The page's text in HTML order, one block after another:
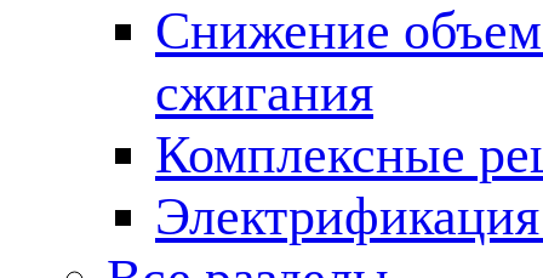
Снижение
сжигания
Комплексные